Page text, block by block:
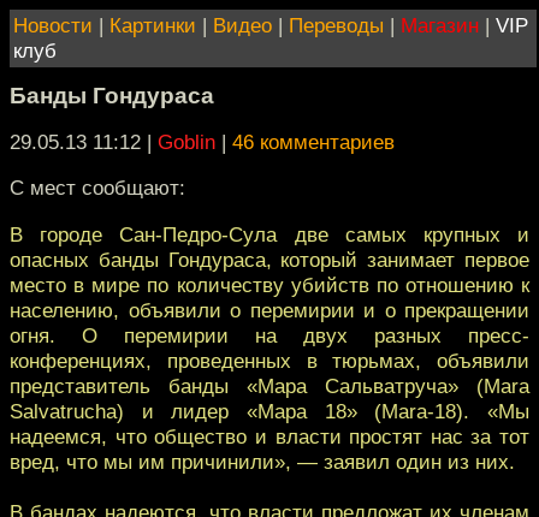
Новости | Картинки | Видео | Переводы | Магазин | VIP
клуб
Банды Гондураса
29.05.13 11:12 | Goblin | 46 комментариев
С мест сообщают:
В городе Сан-Педро-Сула две самых крупных и
опасных банды Гондураса, который занимает первое
место в мире по количеству убийств по отношению к
населению, объявили о перемирии и о прекращении
огня. О перемирии на двух разных пресс-
конференциях, проведенных в тюрьмах, объявили
представитель банды «Мара Сальватруча» (Mara
Salvatrucha) и лидер «Мара 18» (Mara-18). «Мы
надеемся, что общество и власти простят нас за тот
вред, что мы им причинили», — заявил один из них.
В бандах надеются, что власти предложат их членам